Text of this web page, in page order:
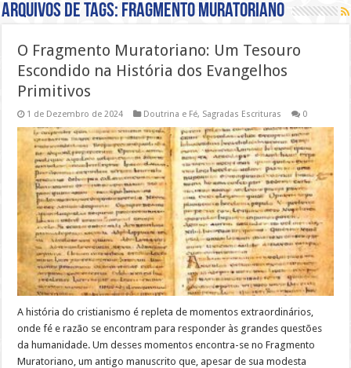
Arquivos de tags: Fragmento Muratoriano
O Fragmento Muratoriano: Um Tesouro
Escondido na História dos Evangelhos
Primitivos
1 de Dezembro de 2024 Doutrina e Fé, Sagradas Escrituras 0
A história do cristianismo é repleta de momentos extraordinários,
onde fé e razão se encontram para responder às grandes questões
da humanidade. Um desses momentos encontra-se no Fragmento
Muratoriano, um antigo manuscrito que, apesar de sua modesta